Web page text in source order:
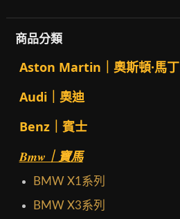
商品分類
Aston Martin｜奧斯頓·馬丁
Audi｜奧迪
Benz｜賓士
Bmw｜寶馬
BMW X1系列
BMW X3系列